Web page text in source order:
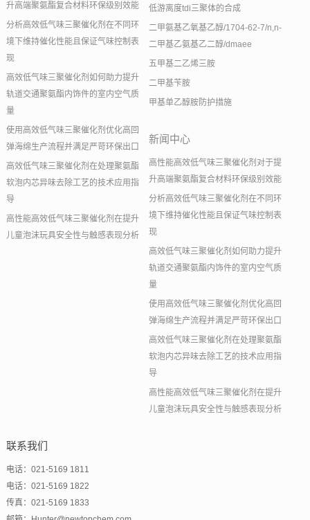
升高端聚氨酯复合材料环保级别效能
分析高效低气味三聚催化剂在不同环
境下维持催化性能且保证气味控制表
现
高效低气味三聚催化剂如何助力提升
轨道交通聚氨酯内饰件的室内空气质
量
使用高效低气味三聚催化剂优化高回
弹海绵生产流程并满足严苛环保出口
高效低气味三聚催化剂在处理聚氨酯
软泡内芯异味去除工艺的技术应用指
导
高性能高效低气味三聚催化剂在提升
儿童泡沫玩具安全性与触感表现分析
低游离度tdi三聚体的合成
二甲氨基乙氧基乙醇/1704-62-7/n,n-
二甲基乙氨基乙二醇/dmaee
五甲基二乙烯三胺
二甲基苄胺
甲基单乙醇胺防护措施
新闻中心
高性能高效低气味三聚催化剂对于提
升高端聚氨酯复合材料环保级别效能
分析高效低气味三聚催化剂在不同环
境下维持催化性能且保证气味控制表
现
高效低气味三聚催化剂如何助力提升
轨道交通聚氨酯内饰件的室内空气质
量
使用高效低气味三聚催化剂优化高回
弹海绵生产流程并满足严苛环保出口
高效低气味三聚催化剂在处理聚氨酯
软泡内芯异味去除工艺的技术应用指
导
高性能高效低气味三聚催化剂在提升
儿童泡沫玩具安全性与触感表现分析
联系我们
电话：021-5169 1811
电话：021-5169 1822
传真：021-5169 1833